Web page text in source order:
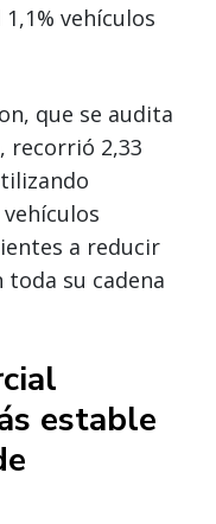
vehículos
que se audita
recorrió 2,33
a reducir
toda su cadena
estable